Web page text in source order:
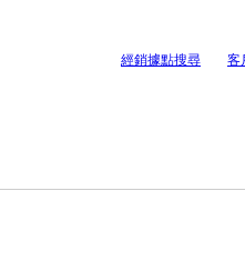
經銷據點搜尋 客